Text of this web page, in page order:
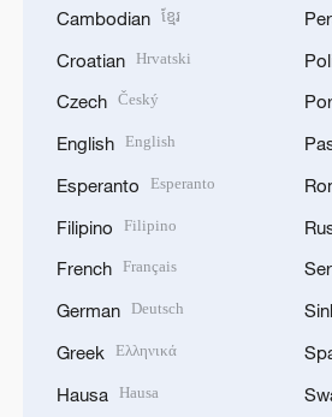
Cambodian ខ្មែរ
Croatian Hrvatski
Czech Český
English English
Esperanto Esperanto
Filipino Filipino
French Français
German Deutsch
Greek Ελληνικά
Hausa Hausa